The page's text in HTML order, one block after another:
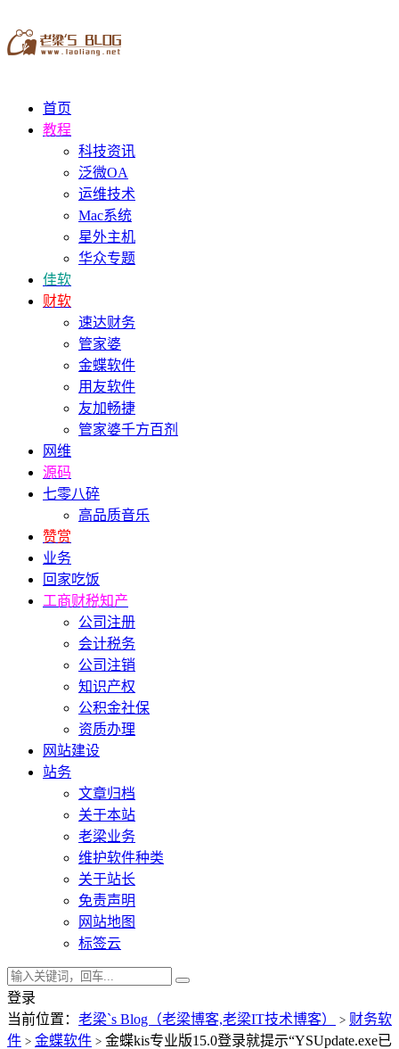
首页
教程
科技资讯
泛微OA
运维技术
Mac系统
星外主机
华众专题
佳软
财软
速达财务
管家婆
金蝶软件
用友软件
友加畅捷
管家婆千方百剂
网维
源码
七零八碎
高品质音乐
赞赏
业务
回家吃饭
工商财税知产
公司注册
会计税务
公司注销
知识产权
公积金社保
资质办理
网站建设
站务
文章归档
关于本站
老梁业务
维护软件种类
关于站长
免责声明
网站地图
标签云
登录
当前位置： 老梁`s Blog（老梁博客,老梁IT技术博客） > 财务软
件 > 金蝶软件 > 金蝶kis专业版15.0登录就提示“YSUpdate.exe已